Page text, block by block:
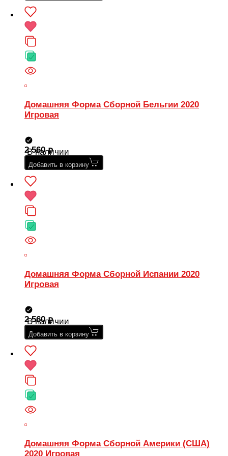
Домашняя Форма Сборной Бельгии 2020
Игровая
В наличии
2 560
Добавить в корзину
Домашняя Форма Сборной Испании 2020
Игровая
В наличии
2 560
Добавить в корзину
Домашняя Форма Сборной Америки (США)
2020 Игровая